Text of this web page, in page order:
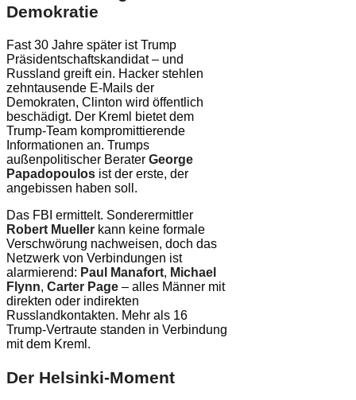
Demokratie
Fast 30 Jahre später ist Trump
Präsidentschaftskandidat – und
Russland greift ein. Hacker stehlen
zehntausende E-Mails der
Demokraten, Clinton wird öffentlich
beschädigt. Der Kreml bietet dem
Trump-Team kompromittierende
Informationen an. Trumps
außenpolitischer Berater George
Papadopoulos ist der erste, der
angebissen haben soll.
Das FBI ermittelt. Sonderermittler
Robert Mueller kann keine formale
Verschwörung nachweisen, doch das
Netzwerk von Verbindungen ist
alarmierend: Paul Manafort, Michael
Flynn, Carter Page – alles Männer mit
direkten oder indirekten
Russlandkontakten. Mehr als 16
Trump-Vertraute standen in Verbindung
mit dem Kreml.
Der Helsinki-Moment